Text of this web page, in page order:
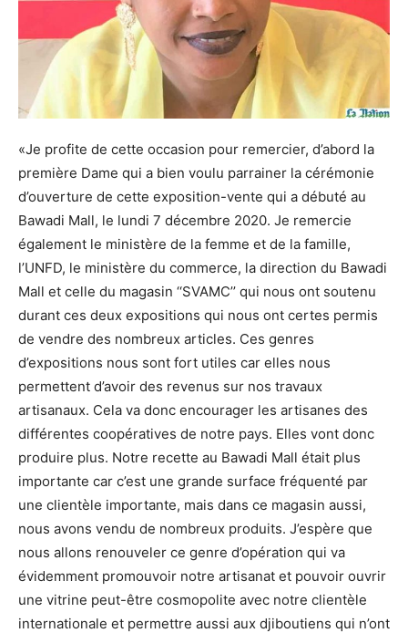
«Je profite de cette occasion pour remercier, d’abord la
première Dame qui a bien voulu parrainer la cérémonie
d’ouverture de cette exposition-vente qui a débuté au
Bawadi Mall, le lundi 7 décembre 2020. Je remercie
également le ministère de la femme et de la famille,
l’UNFD, le ministère du commerce, la direction du Bawadi
Mall et celle du magasin ‘‘SVAMC’’ qui nous ont soutenu
durant ces deux expositions qui nous ont certes permis
de vendre des nombreux articles. Ces genres
d’expositions nous sont fort utiles car elles nous
permettent d’avoir des revenus sur nos travaux
artisanaux. Cela va donc encourager les artisanes des
différentes coopératives de notre pays. Elles vont donc
produire plus. Notre recette au Bawadi Mall était plus
importante car c’est une grande surface fréquenté par
une clientèle importante, mais dans ce magasin aussi,
nous avons vendu de nombreux produits. J’espère que
nous allons renouveler ce genre d’opération qui va
évidemment promouvoir notre artisanat et pouvoir ouvrir
une vitrine peut-être cosmopolite avec notre clientèle
internationale et permettre aussi aux djiboutiens qui n’ont